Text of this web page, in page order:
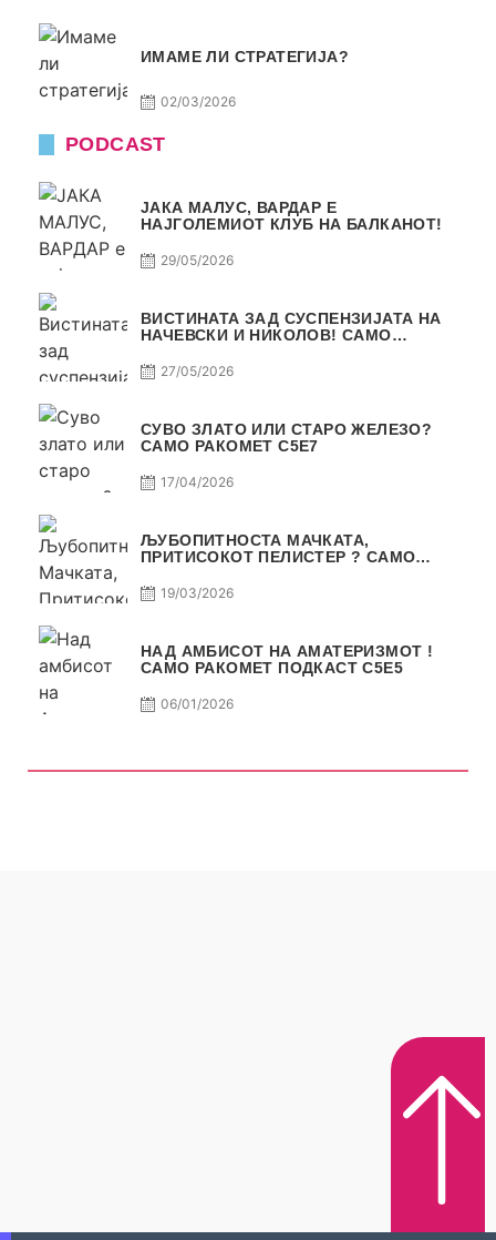
ИМАМЕ ЛИ СТРАТЕГИЈА?
02/03/2026
PODCAST
ЈАКА МАЛУС, ВАРДАР Е
НАЈГОЛЕМИОТ КЛУБ НА БАЛКАНОТ!
29/05/2026
ВИСТИНАТА ЗАД СУСПЕНЗИЈАТА НА
НАЧЕВСКИ И НИКОЛОВ! САМО
27/05/2026
СУВО ЗЛАТО ИЛИ СТАРО ЖЕЛЕЗО?
САМО РАКОМЕТ С5Е7
17/04/2026
ЉУБОПИТНОСТА МАЧКАТА,
ПРИТИСОКОТ ПЕЛИСТЕР ? САМО
19/03/2026
НАД АМБИСОТ НА АМАТЕРИЗМОТ !
САМО РАКОМЕТ ПОДКАСТ С5E5
06/01/2026